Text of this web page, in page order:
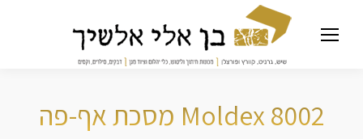
Moldex 8002 מסכת אף-פה